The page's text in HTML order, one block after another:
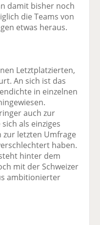
damit bisher noch
die Teams von
etwas heraus.
Letztplatzierten,
An sich ist das
in einzelnen
auch zur
als einziges
letzten Umfrage
haben.
hinter dem
mit der Schweizer
ambitionierter